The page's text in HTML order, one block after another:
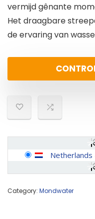
vermijd gênante
Het draagbare
de ervaring van
Netherlands
Category: Mondwater